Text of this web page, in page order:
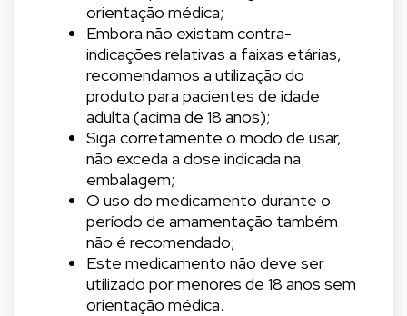
orientação médica;
Embora não existam contra-
indicações relativas a faixas etárias,
recomendamos a utilização do
produto para pacientes de idade
adulta (acima de 18 anos);
Siga corretamente o modo de usar,
não exceda a dose indicada na
embalagem;
O uso do medicamento durante o
período de amamentação também
não é recomendado;
Este medicamento não deve ser
utilizado por menores de 18 anos sem
orientação médica.